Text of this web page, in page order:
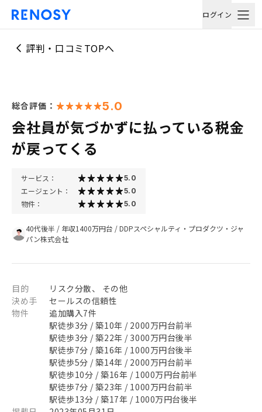
ログイン
評判・口コミTOPへ
総合評価： 5.0
会社員が気づかずに払っている税金
が戻ってくる
サービス： 5.0
エージェント： 5.0
物件： 5.0
40代後半 / 年収1400万円台 /DDPスペシャルティ・プロダクツ・ジャ
パン株式会社
目的
リスク分散、 その他
決め手
セールスの信頼性
物件
追加購入7件
駅徒歩3分 / 築10年 / 2000万円台前半
駅徒歩3分 / 築22年 / 3000万円台後半
駅徒歩7分 / 築16年 / 1000万円台後半
駅徒歩5分 / 築14年 / 2000万円台前半
駅徒歩10分 / 築16年 / 1000万円台前半
駅徒歩7分 / 築23年 / 1000万円台前半
駅徒歩13分 / 築17年 / 1000万円台後半